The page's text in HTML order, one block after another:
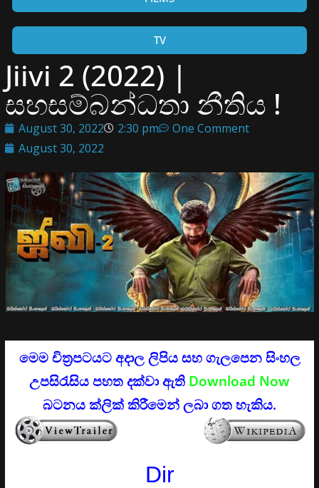
TV
Jiivi 2 (2022) |
සහසම්බන්ධතා නීතිය !
August 30, 2022 2:30 pm
One Comment
August 30, 2022
මෙම චිත්‍රපටයට අදාල ලිපිය සහ ගැලපෙන සිංහල
උපසිරැසිය පහත දක්වා ඇති Download Now
බටනය ක්ලික් කිරීමෙන් ලබා ගත හැකිය.
Dir